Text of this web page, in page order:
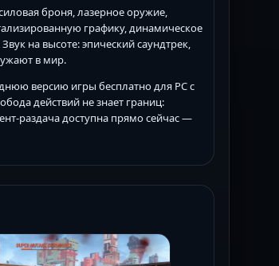
броня, лазерное оружие,
графику, динамическое
на высоте: эпический саундтрек,
в мир.
версию игры бесплатно для PC с
действий не знает границ:
раздача доступна прямо сейчас —